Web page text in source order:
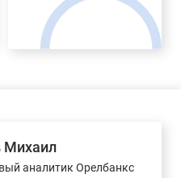
Михаил
аналитик Орелбанкс